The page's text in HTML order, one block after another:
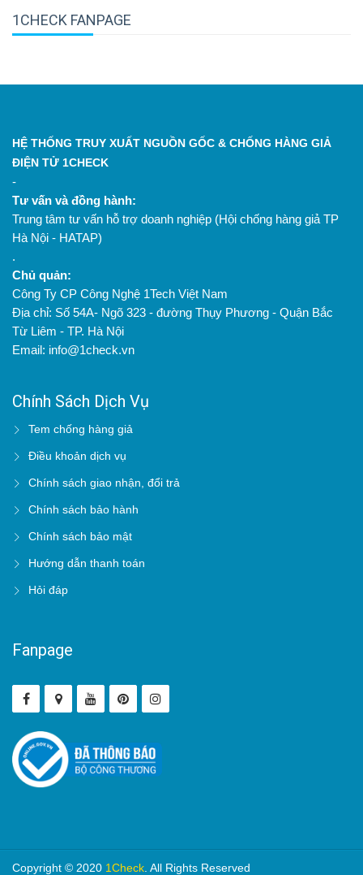
1CHECK FANPAGE
HỆ THỐNG TRUY XUẤT NGUỒN GỐC & CHỐNG HÀNG GIẢ
ĐIỆN TỬ 1CHECK
-
Tư vấn và đồng hành:
Trung tâm tư vấn hỗ trợ doanh nghiệp (Hội chống hàng giả TP
Hà Nội - HATAP)
.
Chủ quản:
Công Ty CP Công Nghệ 1Tech Việt Nam
Địa chỉ: Số 54A- Ngõ 323 - đường Thụy Phương - Quận Bắc
Từ Liêm - TP. Hà Nội
Email: info@1check.vn
Chính Sách Dịch Vụ
Tem chống hàng giả
Điều khoản dịch vụ
Chính sách giao nhận, đổi trả
Chính sách bảo hành
Chính sách bảo mật
Hướng dẫn thanh toán
Hỏi đáp
Fanpage
Copyright © 2020 1Check . All Rights Reserved